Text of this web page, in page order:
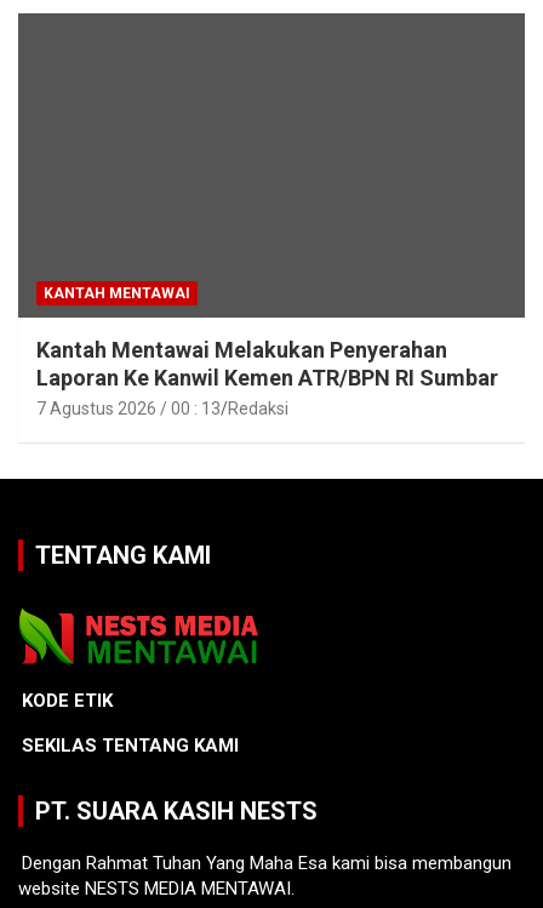
KANTAH MENTAWAI
Kantah Mentawai Melakukan Penyerahan
Laporan Ke Kanwil Kemen ATR/BPN RI Sumbar
7 Agustus 2026 / 00 : 13 Redaksi
TENTANG KAMI
KODE ETIK
SEKILAS TENTANG KAMI
PT. SUARA KASIH NESTS
Dengan Rahmat Tuhan Yang Maha Esa kami bisa membangun
website NESTS MEDIA MENTAWAI.